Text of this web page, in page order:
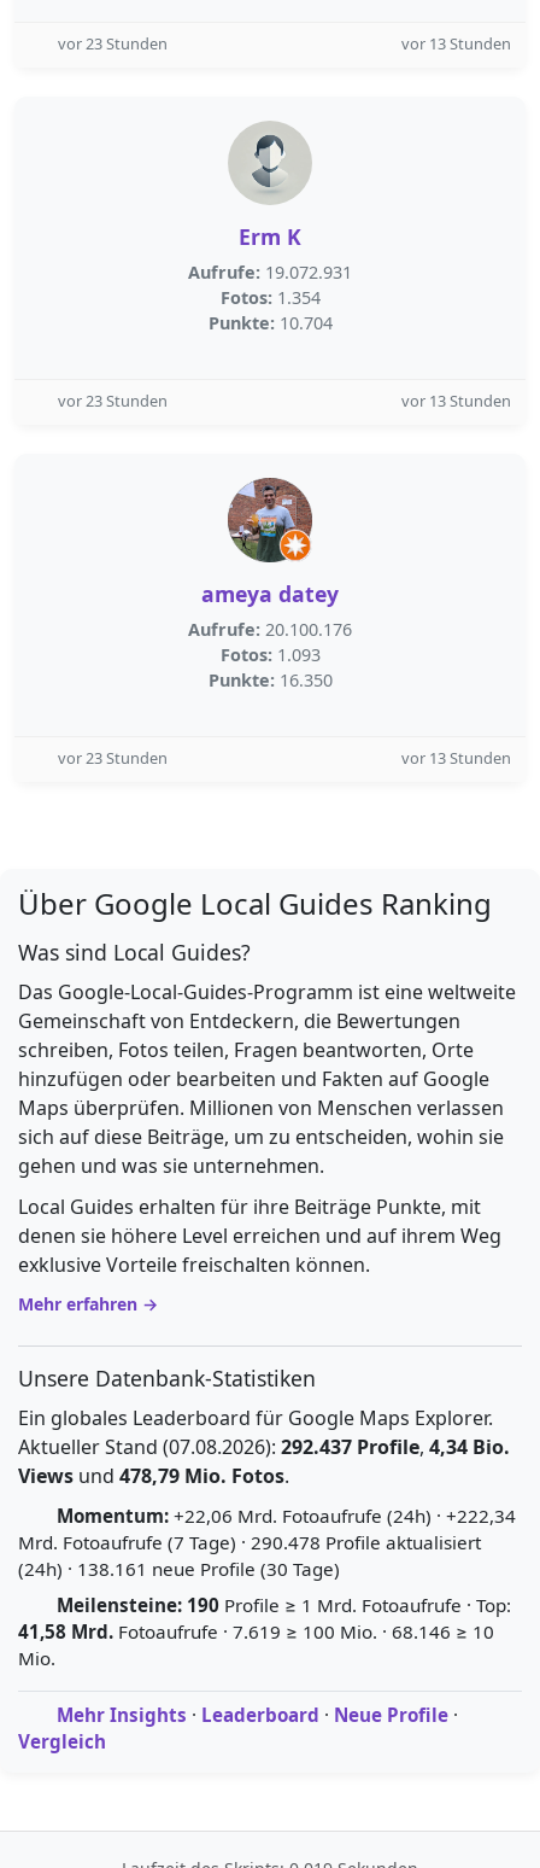
vor 23 Stunden vor 13 Stunden
Erm K
Aufrufe: 19.072.931
Fotos: 1.354
Punkte: 10.704
vor 23 Stunden vor 13 Stunden
ameya datey
Aufrufe: 20.100.176
Fotos: 1.093
Punkte: 16.350
vor 23 Stunden vor 13 Stunden
Über Google Local Guides Ranking
Was sind Local Guides?
Das Google-Local-Guides-Programm ist eine weltweite
Gemeinschaft von Entdeckern, die Bewertungen
schreiben, Fotos teilen, Fragen beantworten, Orte
hinzufügen oder bearbeiten und Fakten auf Google
Maps überprüfen. Millionen von Menschen verlassen
sich auf diese Beiträge, um zu entscheiden, wohin sie
gehen und was sie unternehmen.
Local Guides erhalten für ihre Beiträge Punkte, mit
denen sie höhere Level erreichen und auf ihrem Weg
exklusive Vorteile freischalten können.
Mehr erfahren →
Unsere Datenbank-Statistiken
Ein globales Leaderboard für Google Maps Explorer.
Aktueller Stand (07.08.2026): 292.437 Profile, 4,34 Bio.
Views und 478,79 Mio. Fotos.
Momentum: +22,06 Mrd. Fotoaufrufe (24h) · +222,34
Mrd. Fotoaufrufe (7 Tage) · 290.478 Profile aktualisiert
(24h) · 138.161 neue Profile (30 Tage)
Meilensteine: 190 Profile ≥ 1 Mrd. Fotoaufrufe · Top:
41,58 Mrd. Fotoaufrufe · 7.619 ≥ 100 Mio. · 68.146 ≥ 10
Mio.
Mehr Insights · Leaderboard · Neue Profile ·
Vergleich